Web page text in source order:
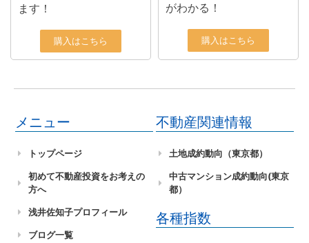
メニュー
トップページ
初めて不動産投資をお考えの
方へ
浅井佐知子プロフィール
ブログ一覧
不動産関連情報
土地成約動向（東京都）
中古マンション成約動向(東京
都）
各種指数
ます！
購入はこちら
がわかる！
購入はこちら